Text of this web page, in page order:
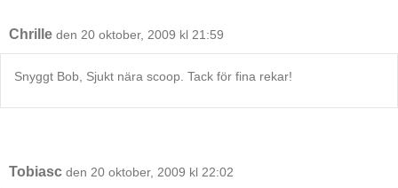
Chrille den 20 oktober, 2009 kl 21:59
Snyggt Bob, Sjukt nära scoop. Tack för fina rekar!
Tobiasc den 20 oktober, 2009 kl 22:02